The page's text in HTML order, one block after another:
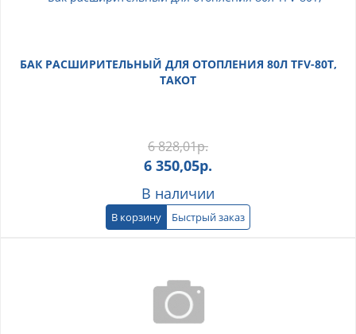
БАК РАСШИРИТЕЛЬНЫЙ ДЛЯ ОТОПЛЕНИЯ 80Л TFV-80T,
TAKOT
6 828,01р.
6 350,05р.
В наличии
В корзину Быстрый заказ